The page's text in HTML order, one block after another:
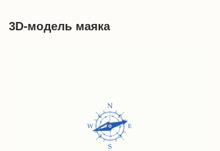
3D-модель маяка